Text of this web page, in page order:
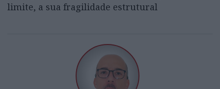
limite, a sua fragilidade estrutural